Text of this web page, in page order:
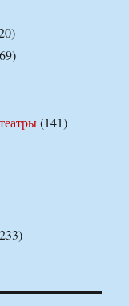
(141)